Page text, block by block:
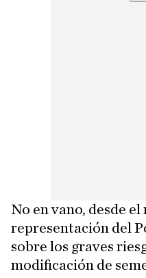
No en vano, desde
representación del
sobre los graves
modificación de